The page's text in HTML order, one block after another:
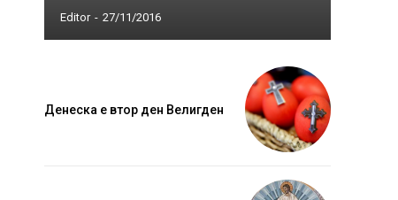
Editor - 27/11/2016
Денеска е втор ден Велигден